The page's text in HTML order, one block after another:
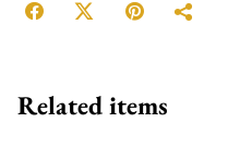
Related items